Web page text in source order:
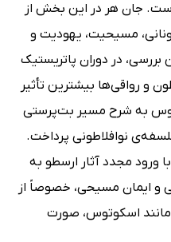
جان هر در این بخش از
مسیحیت، یهودیت و
در دوران پاتریستیک
و رواقی‌ها بیشترین تأثیر
به شرح مسیر بت‌پرستی
نوافلاطونی پرداخت.
ورود مجدد آثار ارسطو به
و ایمان مسیحی، خصوصاً از
مانند اسکوتوس، صورت